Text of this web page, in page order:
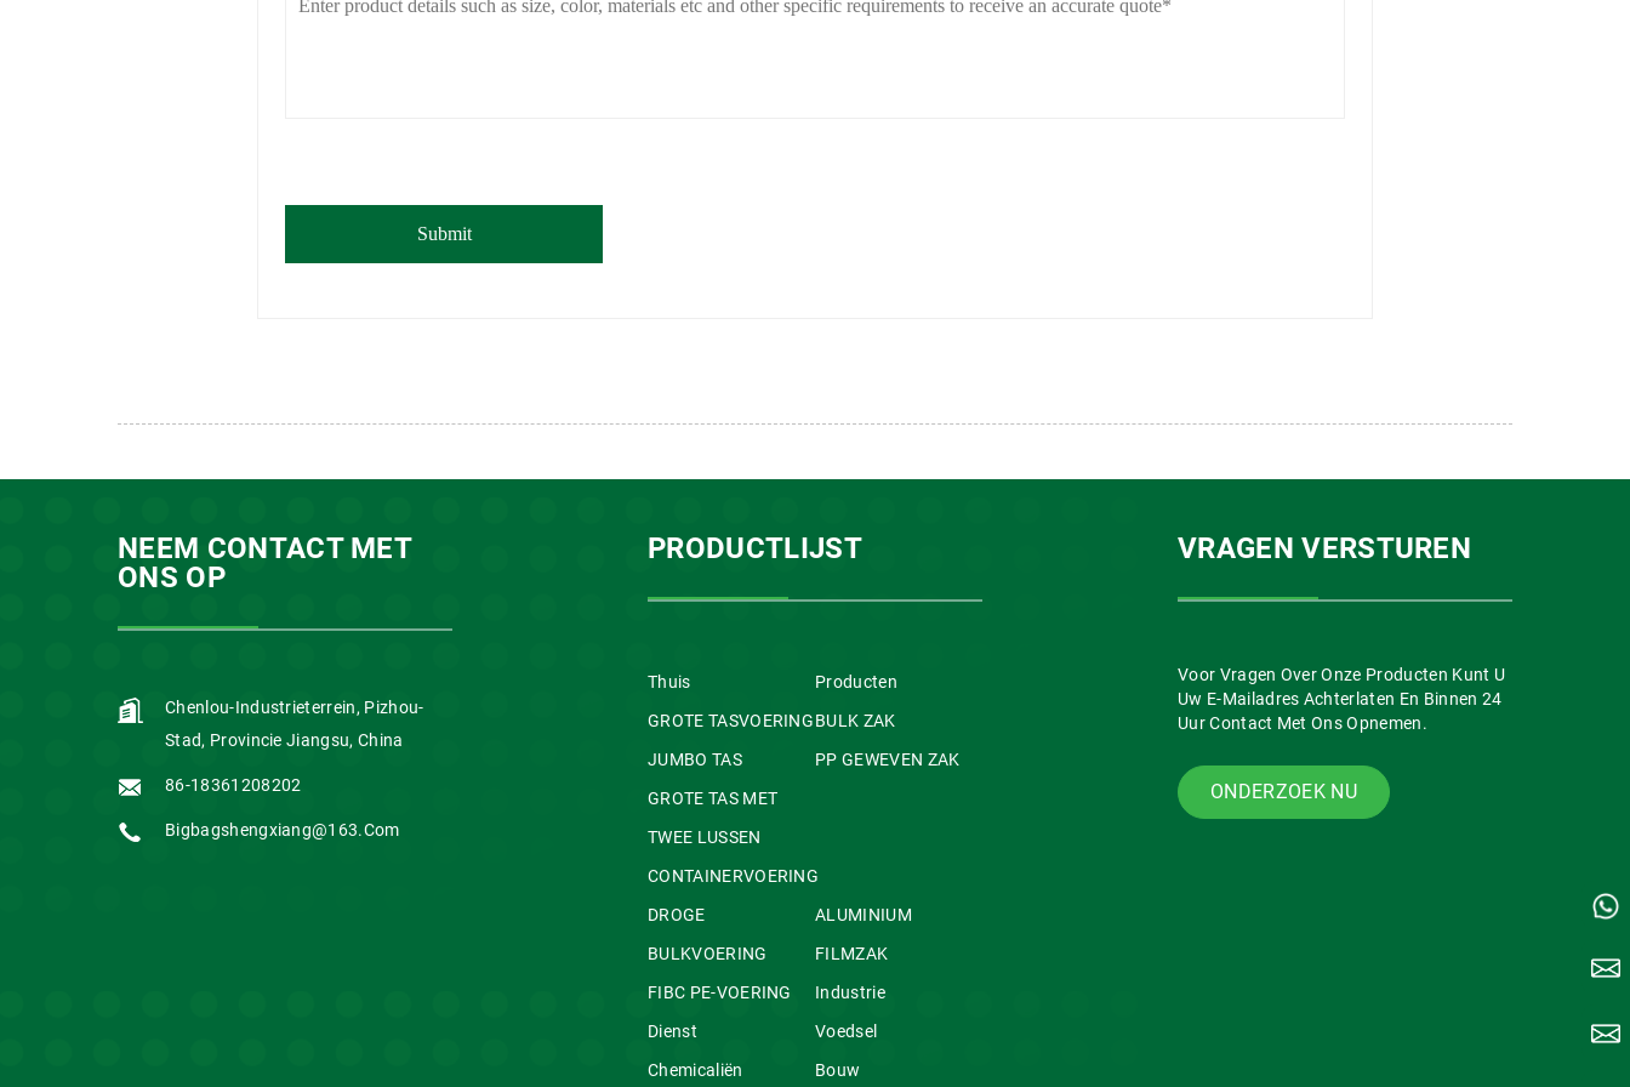
NEEM CONTACT MET
ONS OP
Chenlou-Industrieterrein, Pizhou-
Stad, Provincie Jiangsu, China
86-18361208202
Bigbagshengxiang@163.com
PRODUCTLIJST
Thuis
Producten
GROTE TASVOERINGBULK ZAK
JUMBO TAS
PP GEWEVEN ZAK
GROTE TAS MET
TWEE LUSSEN
CONTAINERVOERING
DROGE
BULKVOERING
ALUMINIUM
FILMZAK
FIBC PE-VOERING
Industrie
Dienst
Voedsel
Chemicaliën
Bouw
VRAGEN VERSTUREN
Voor Vragen Over Onze Producten Kunt U
Uw E-Mailadres Achterlaten En Binnen 24
Uur Contact Met Ons Opnemen.
ONDERZOEK NU